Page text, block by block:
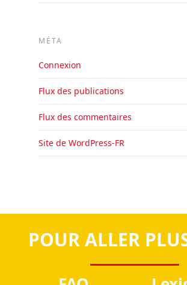
MÉTA
Connexion
Flux des publications
Flux des commentaires
Site de WordPress-FR
POUR ALLER